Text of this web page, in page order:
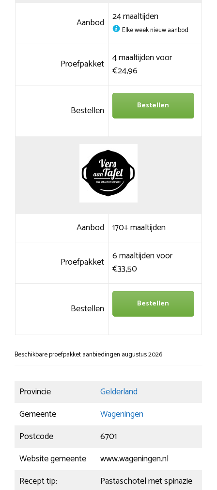
Aanbod 24 maaltijden
Elke week nieuw aanbod
Proefpakket 4 maaltijden voor
€24,96
Bestellen Bestellen
Aanbod 170+ maaltijden
Proefpakket 6 maaltijden voor
€33,50
Bestellen Bestellen
Beschikbare proefpakket aanbiedingen augustus 2026
Provincie
Gelderland
Gemeente
Wageningen
Postcode
6701
Website gemeente
www.wageningen.nl
Recept tip:
Pastaschotel met spinazie